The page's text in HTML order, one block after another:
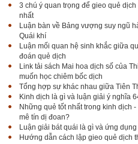
3 chú ý quan trọng để gieo quẻ
nhất
Luận bàn về Bảng vượng suy ngũ
Quái khí
Luận mối quan hệ sinh khắc giữa
đoán quẻ dịch
Link tải sách Mai hoa dịch số của
muốn học chiêm bốc dịch
Tổng hợp sự khác nhau giữa Tiên
Kinh dịch là gì và luận giải ý nghĩa
Những quẻ tốt nhất trong kinh dịch
mê tín dị đoan?
Luận giải bát quái là gì và ứng
Hướng dẫn cách lập gieo quẻ dịch